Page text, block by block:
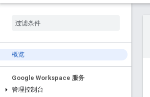
概览
Google Workspace 服务
管理控制台